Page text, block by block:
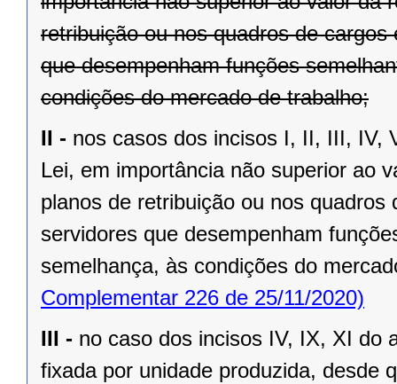
retribuição ou nos quadros de
que desempenham funções
condições do mercado de trabalho;
II - nos casos dos incisos I, II, III, IV,
Lei, em importância não superior ao
planos de retribuição ou nos
servidores que desempenham
semelhança, às condições do
Complementar 226 de 25/11/2020)
III - no caso dos incisos IV, IX, XI do
fixada por unidade produzida, desde